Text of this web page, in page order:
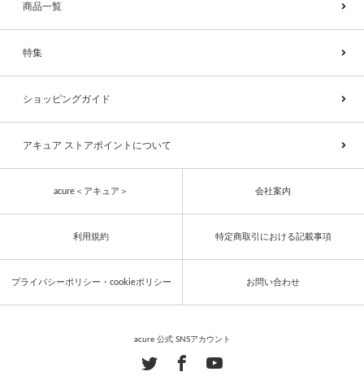
商品一覧
特集
ショッピングガイド
アキュア ストアポイントについて
acure＜アキュア＞ 会社案内
利用規約 特定商取引における記載事項
プライバシーポリシー・cookieポリシー お問い合わせ
acure 公式 SNSアカウント